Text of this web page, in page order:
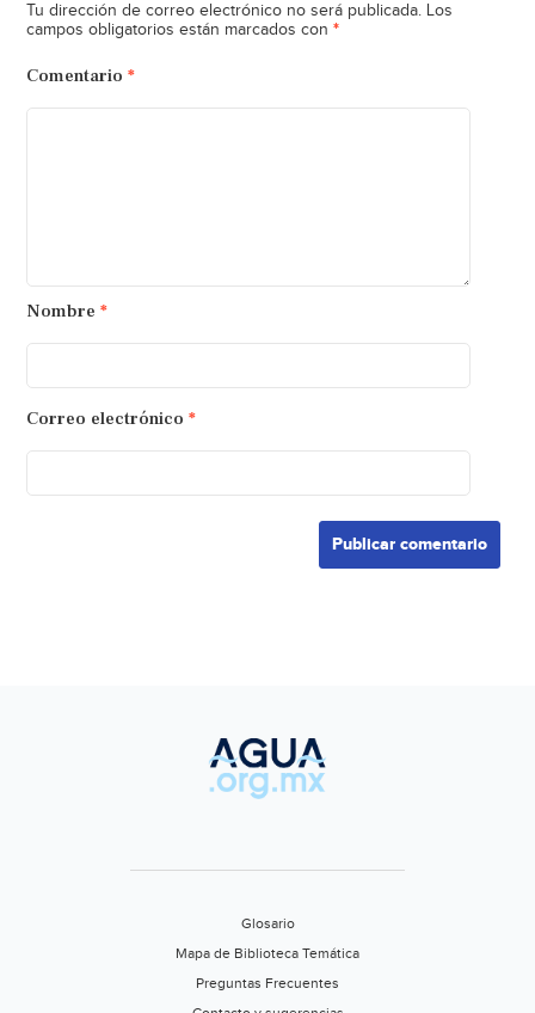
Tu dirección de correo electrónico no será publicada. Los
campos obligatorios están marcados con *
Comentario *
Nombre *
Correo electrónico *
Glosario
Mapa de Biblioteca Temática
Preguntas Frecuentes